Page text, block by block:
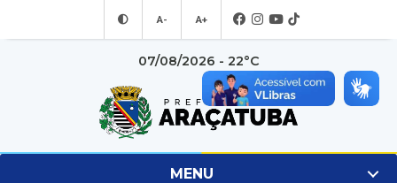
A- A+
07/08/2026 - 22°C
MENU